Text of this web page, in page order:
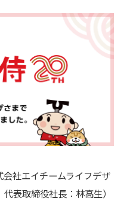
社エイチームライフデザ
表取締役社長：林高生）